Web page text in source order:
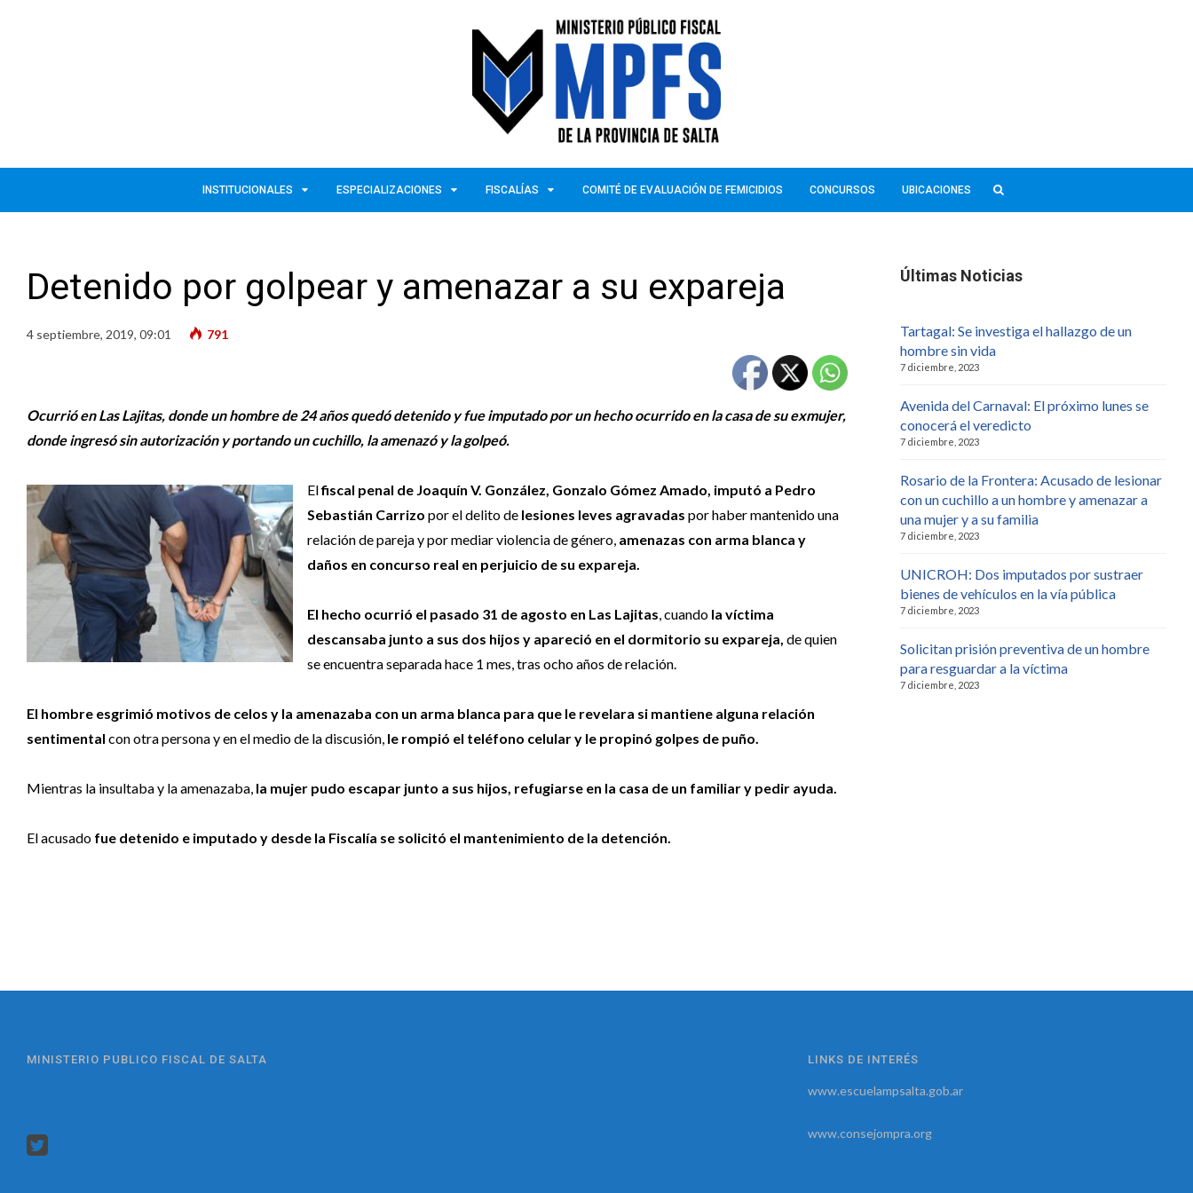
INSTITUCIONALES ESPECIALIZACIONES FISCALÍAS COMITÉ DE EVALUACIÓN DE FEMICIDIOS CONCURSOS UBICACIONES
Detenido por golpear y amenazar a su expareja
4 septiembre, 2019, 09:01 791
Ocurrió en Las Lajitas, donde un hombre de 24 años quedó detenido y fue imputado por un hecho ocurrido en la casa de su exmujer,
donde ingresó sin autorización y portando un cuchillo, la amenazó y la golpeó.
Elfiscal penal de Joaquín V. González, Gonzalo Gómez Amado, imputó a Pedro
Sebastián Carrizo por el delito de lesiones leves agravadas por haber mantenido una
relación de pareja y por mediar violencia de género, amenazas con arma blanca y
daños en concurso real en perjuicio de su expareja.
El hecho ocurrió el pasado 31 de agosto en Las Lajitas , cuando la víctima
descansaba junto a sus dos hijos y apareció en el dormitorio su expareja, de quien
se encuentra separada hace 1 mes, tras ocho años de relación.
El hombre esgrimió motivos de celos y la amenazaba con un arma blanca para que le revelara si mantiene alguna relación
sentimental con otra persona y en el medio de la discusión, le rompió el teléfono celular y le propinó golpes de puño.
Mientras la insultaba y la amenazaba, la mujer pudo escapar junto a sus hijos, refugiarse en la casa de un familiar y pedir ayuda.
El acusado fue detenido e imputado y desde la Fiscalía se solicitó el mantenimiento de la detención.
Últimas Noticias
Tartagal: Se investiga el hallazgo de un
hombre sin vida
7 diciembre, 2023
Avenida del Carnaval: El próximo lunes se
conocerá el veredicto
7 diciembre, 2023
Rosario de la Frontera: Acusado de lesionar
con un cuchillo a un hombre y amenazar a
una mujer y a su familia
7 diciembre, 2023
UNICROH: Dos imputados por sustraer
bienes de vehículos en la vía pública
7 diciembre, 2023
Solicitan prisión preventiva de un hombre
para resguardar a la víctima
7 diciembre, 2023
MINISTERIO PUBLICO FISCAL DE SALTA LINKS DE INTERÉS
www.escuelampsalta.gob.ar
www.consejompra.org